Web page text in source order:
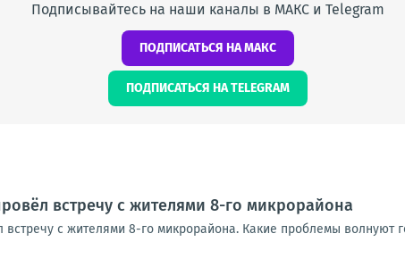
Подписывайтесь на наши каналы в МАКС и Telegram
ПОДПИСАТЬСЯ НА МАКС
ПОДПИСАТЬСЯ НА TELEGRAM
встречу с жителями 8-го микрорайона
встречу с жителями 8-го микрорайона. Какие проблемы волнуют